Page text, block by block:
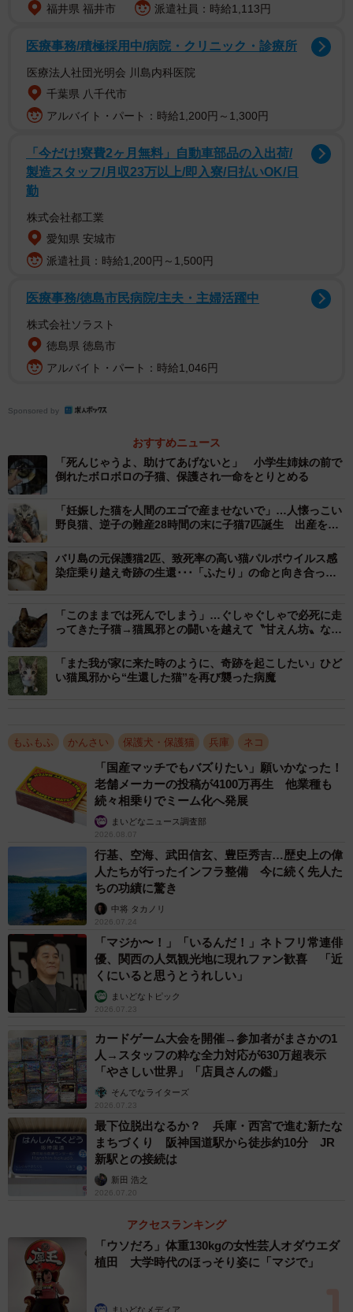
た。猫のお世話代を捻出するため、当時会社勤めだった私
その日の配布先は団地が多く、車で移動しながら配って
いました。ある棟の前に車を停めようとハンドルを切る
と、車のヘッドライトに反射した丸い物体がキラキラと光
どうやら“いきもの”の目のようです。車を停車させてフロ
ントガラスから覗き込むと、数匹の猫の親子が道の真ん中
で立ち止まったままです。私たちは車から降りて近寄って
みました。
でどうしたん？」と話しかけると、猫の親子はゆっくりと
歩き始めました。何か誘導されているような気になり、私
たちも後をついて行きました。
り返り、ニャーニャーと鳴き出します。「急にどうしたん
やろ？」と困惑しつつ、視線を明かりの照らしている集合
ポストの方へ向けると、そこにはボロボロになった子猫が
倒れていました。彼らは、このことを知らせたかったので
しょうか。
慌てて近寄って見ると、体は糞尿まみれでゲッソリとや
せ細っています。ピクリともせず、最初は死んでいると思
いました。
「かわいそうに。こんなボロボロになって」
声にならない声を出し、子猫の体をゆっくりさすると、
いきなり体の下からゴキブリが出てきました。それにビッ
く一瞬動き、口を少し開けました。
「生きている！」
妻と顔を見合わせ驚き、すぐに自宅へ連れて帰ることに
しました。車には子猫を包んであげる物がなかったので着
ていたＴシャツで包み込みました。すると、周りにいた親
子が連れて行かないで、とばかりにニャーニャーと凄い勢
いで鳴き出します。
間違いなく、この子のお母さんと兄弟でしょう。申し訳
ない気持ちで親子の顔をあらためてじっくり見ると、子猫
たちは目が真っ赤でパンパンに腫れているではありません
か。猫風邪をひいていたのです。
瀕死の子猫とともに目を腫らした子猫も連れて帰ろうと
捕獲を考えました。しかし、生後3カ月程の子猫でとてもす
ばしっこく、捕獲道具がなくては捕まえることができませ
ん。仕方なく弱っている子猫1匹だけを連れて帰ることにし
ました。帰宅の途中には、この子猫が抵抗して渾身の力を
絞り、手足を動かし、その後嘔吐と下痢をしました。
福井県 福井市
派遣社員：時給1,113円
医療事務/積極採用中/病院・クリニック・診療所
医療法人社団光明会 川島内科医院
千葉県 八千代市
アルバイト・パート：時給1,200円～1,300円
「今だけ!寮費2ヶ月無料」自動車部品の入出荷/
製造スタッフ/月収23万以上/即入寮/日払いOK/日
勤
株式会社都工業
愛知県 安城市
派遣社員：時給1,200円～1,500円
医療事務/徳島市民病院/主夫・主婦活躍中
株式会社ソラスト
徳島県 徳島市
アルバイト・パート：時給1,046円
Sponsored by
おすすめニュース
「死んじゃうよ、助けてあげないと」 小学生姉妹の前で
倒れたボロボロの子猫、保護され一命をとりとめる
「妊娠した猫を人間のエゴで産ませないで」…人懐っこい
野良猫、逆子の難産28時間の末に子猫7匹誕生 出産を手
バリ島の元保護猫2匹、致死率の高い猫パルボウイルス感
染症乗り越え奇跡の生還･･･「ふたり」の命と向き合った
「このままでは死んでしまう」…ぐしゃぐしゃで必死に走
ってきた子猫→猫風邪との闘いを越えて〝甘えん坊〟な存
「また我が家に来た時のように、奇跡を起こしたい」ひど
い猫風邪から“生還した猫”を再び襲った病魔
もふもふ かんさい 保護犬・保護猫 兵庫 ネコ
「国産マッチでもバズりたい」願いかなった！
老舗メーカーの投稿が4100万再生 他業種も
続々相乗りでミーム化へ発展
まいどなニュース調査部
2026.08.07
行基、空海、武田信玄、豊臣秀吉…歴史上の偉
人たちが行ったインフラ整備 今に続く先人た
ちの功績に驚き
中将 タカノリ
2026.07.24
「マジか〜！」「いるんだ！」ネトフリ常連俳
優、関西の人気観光地に現れファン歓喜 「近
くにいると思うとうれしい」
まいどなトピック
2026.07.23
カードゲーム大会を開催→参加者がまさかの1
人→スタッフの粋な全力対応が630万超表示
「やさしい世界」「店員さんの鑑」
そんでなライターズ
2026.07.23
最下位脱出なるか？ 兵庫・西宮で進む新たな
まちづくり 阪神国道駅から徒歩約10分 JR
新駅との接続は
新田 浩之
2026.07.20
アクセスランキング
「ウソだろ」体重130kgの女性芸人オダウエダ
植田 大学時代のほっそり姿に「マジで」
まいどなメディア